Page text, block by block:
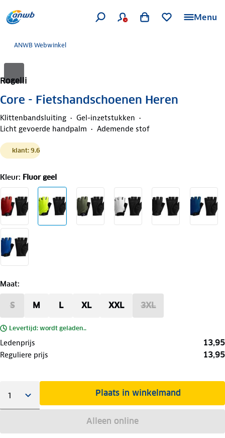
Menu
ANWB Webwinkel
Rogelli
Core - Fietshandschoenen Heren
Klittenbandsluiting
Gel-inzetstukken
Licht gevoerde handpalm
Ademende stof
klant: 9.6
Kleur: Fluor geel
Maat:
S M L XL XXL 3XL
Levertijd: wordt geladen..
Ledenprijs 13,95
Reguliere prijs 13,95
Plaats in winkelmand
Alleen online